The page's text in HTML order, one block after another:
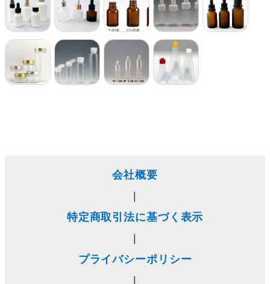
会社概要
特定商取引法に基づく表示
プライバシーポリシー